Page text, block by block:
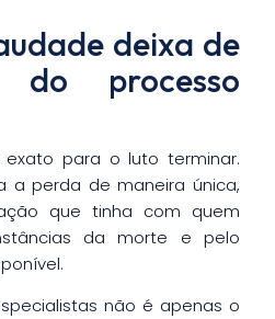
deixa de
processo
para o luto terminar.
a perda de maneira única,
que tinha com quem
da morte e pelo
não é apenas o